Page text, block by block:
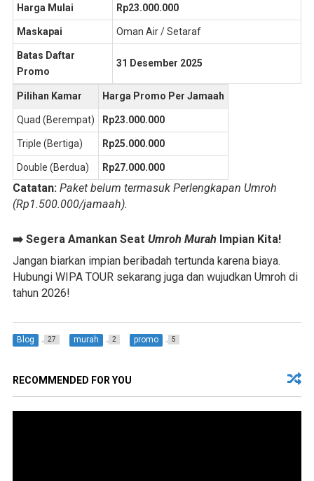
Harga Mulai Rp23.000.000
Maskapai Oman Air / Setaraf
Batas Daftar
Promo
31 Desember 2025
Pilihan Kamar Harga Promo Per Jamaah
Quad (Berempat) Rp23.000.000
Triple (Bertiga) Rp25.000.000
Double (Berdua) Rp27.000.000
Catatan: Paket belum termasuk Perlengkapan Umroh
(Rp1.500.000/jamaah).
➡️ Segera Amankan Seat Umroh MurahImpian Kita!
Jangan biarkan impian beribadah tertunda karena biaya.
Hubungi WIPA TOUR sekarang juga dan wujudkan Umroh di
tahun 2026!
Blog 27 murah 2 promo 5
RECOMMENDED FOR YOU